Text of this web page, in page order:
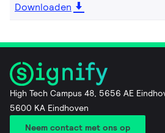
Downloaden
High Tech Campus 48, 5656 AE
5600 KA Eindhoven
Neem contact met ons op